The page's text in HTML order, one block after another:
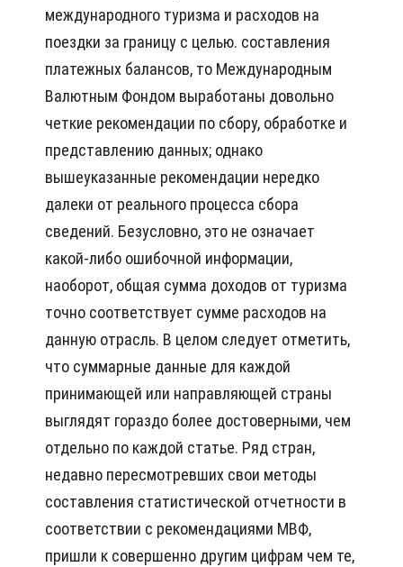
международного туризма и расходов на
поездки за границу с целью. составления
платежных балансов, то Международным
Валютным Фондом выработаны довольно
четкие рекомендации по сбору, обработке и
представлению данных; однако
вышеуказанные рекомендации нередко
далеки от реального процесса сбора
сведений. Безусловно, это не означает
какой-либо ошибочной информации,
наоборот, общая сумма доходов от туризма
точно соответствует сумме расходов на
данную отрасль. В целом следует отметить,
что суммарные данные для каждой
принимающей или направляющей страны
выглядят гораздо более достоверными, чем
отдельно по каждой статье. Ряд стран,
недавно пересмотревших свои методы
составления статистической отчетности в
соответствии с рекомендациями МВФ,
пришли к совершенно другим цифрам чем те,